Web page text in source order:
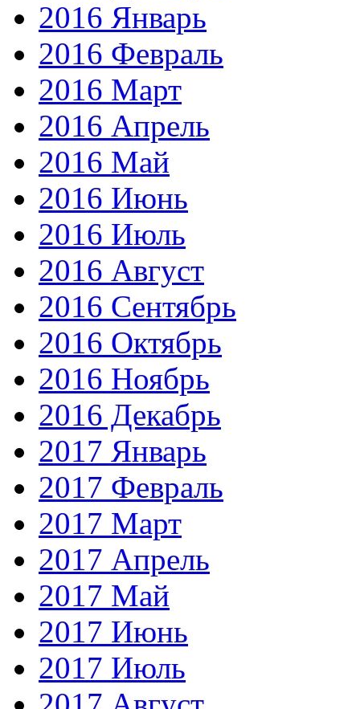
2016 Январь
2016 Февраль
2016 Март
2016 Апрель
2016 Май
2016 Июнь
2016 Июль
2016 Август
2016 Сентябрь
2016 Октябрь
2016 Ноябрь
2016 Декабрь
2017 Январь
2017 Февраль
2017 Март
2017 Апрель
2017 Май
2017 Июнь
2017 Июль